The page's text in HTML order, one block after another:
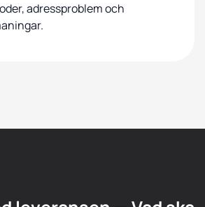
adressproblem och